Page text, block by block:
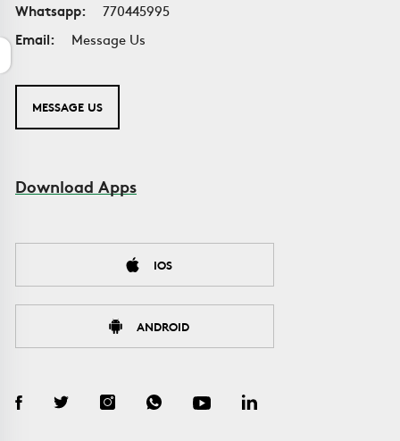
Whatsapp:
770445995
Email:
Message Us
MESSAGE US
Download Apps
IOS
ANDROID